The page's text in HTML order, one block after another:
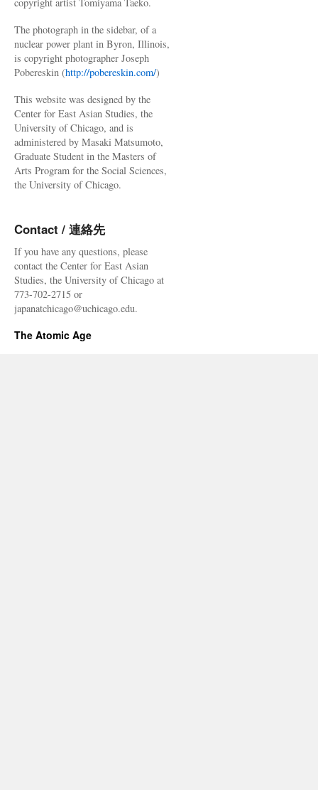
The photograph in the sidebar, of a
nuclear power plant in Byron, Illinois,
is copyright photographer Joseph
Pobereskin (http://pobereskin.com/)
This website was designed by the
Center for East Asian Studies, the
University of Chicago, and is
administered by Masaki Matsumoto,
Graduate Student in the Masters of
Arts Program for the Social Sciences,
the University of Chicago.
Contact / 連絡先
If you have any questions, please
contact the Center for East Asian
Studies, the University of Chicago at
773-702-2715 or
japanatchicago@uchicago.edu.
The Atomic Age